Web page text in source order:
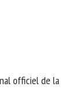
officiel de la